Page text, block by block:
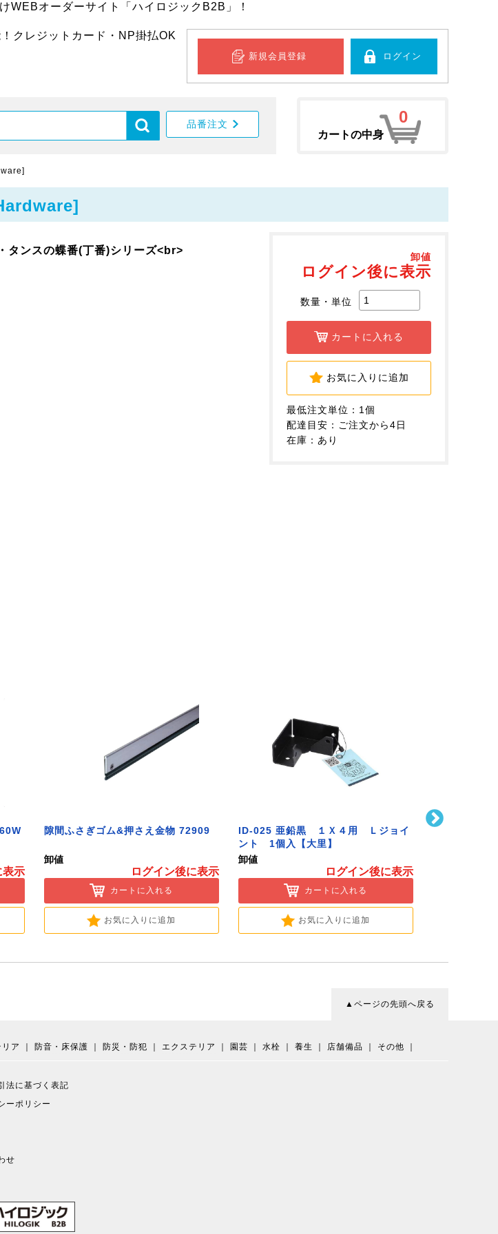
WEBオーダーサイト「ハイロジックB2B」！
クレジットカード・NP掛払OK
新規会員登録 ログイン
品番注文
カートの中身
0
卸値
ログイン後に表示
数量・単位
カートに入れる
お気に入りに追加
最低注文単位：1個
配達目安：ご注文から4日
在庫：あり
タンスの蝶番(丁番)シリーズ<br>
表示
隙間ふさぎゴム&押さえ金物 72909
卸値
ログイン後に表示
カートに入れる
お気に入りに追加
ID-025 亜鉛黒 １Ｘ４用 Ｌジョイ
ント 1個入【大里】
卸値
ログイン後に表示
カートに入れる
お気に入りに追加
▲ページの先頭へ戻る
ア 防音・床保護 防災・防犯 エクステリア 園芸 水栓 養生 店舗備品 その他
法に基づく表記
ーポリシー
せ